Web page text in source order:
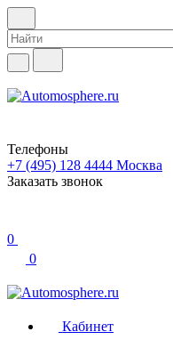
Телефоны
+7 (495) 128 4444 Москва
Заказать звонок
0
0
Кабинет